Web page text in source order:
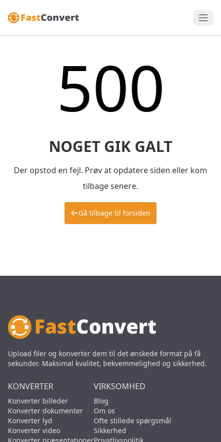
500
NOGET GIK GALT
Der opstod en fejl. Prøv at opdatere siden eller kom
tilbage senere.
Gå tilbage til forsiden
Upload filer og konverter dem til det ønskede format på få
sekunder. Maksimal kvalitet, bekvemmelighed og sikkerhed.
KONVERTER
Konverter billeder
Konverter dokumenter
Konverter lyd
Konverter video
VIRKSOMHED
Blog
Om os
Ofte stillede spørgsmål
Sikkerhed